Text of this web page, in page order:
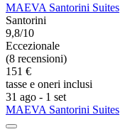
MAEVA Santorini Suites
Santorini
9,8/10
Eccezionale
(8 recensioni)
151 €
tasse e oneri inclusi
31 ago - 1 set
MAEVA Santorini Suites